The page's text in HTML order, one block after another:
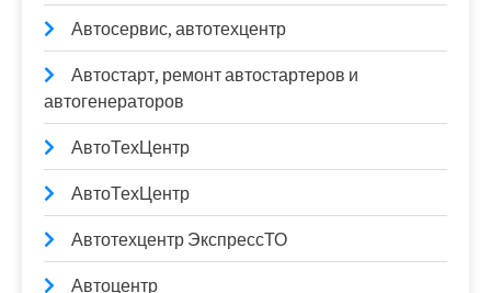
Автосервис, автотехцентр
Автостарт, ремонт автостартеров и
автогенераторов
АвтоТехЦентр
АвтоТехЦентр
Автотехцентр ЭкспрессТО
Автоцентр